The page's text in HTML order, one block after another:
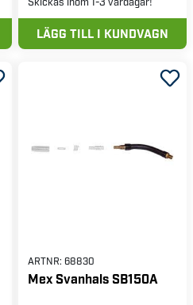
LÄGG TILL I KUNDVAGN
ARTNR: 68830
Mex Svanhals SB150A